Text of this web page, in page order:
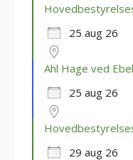
25 aug 26
Ahl Hage ved
25 aug 26
29 aug 26